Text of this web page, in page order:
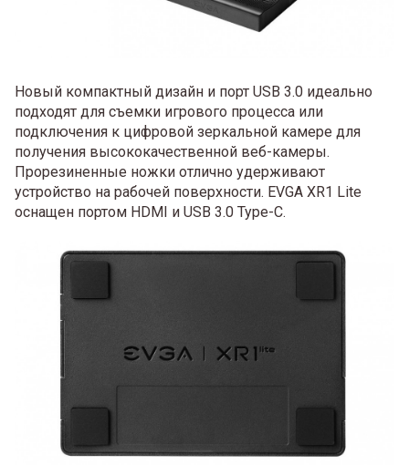
Новый компактный дизайн и порт USB 3.0 идеально
подходят для съемки игрового процесса или
подключения к цифровой зеркальной камере для
получения высококачественной веб-камеры.
Прорезиненные ножки отлично удерживают
устройство на рабочей поверхности. EVGA XR1 Lite
оснащен портом HDMI и USB 3.0 Type-C.